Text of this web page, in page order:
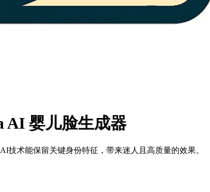
AI 婴儿脸生成器
技术能保留关键身份特征，带来迷人且高质量的效果。